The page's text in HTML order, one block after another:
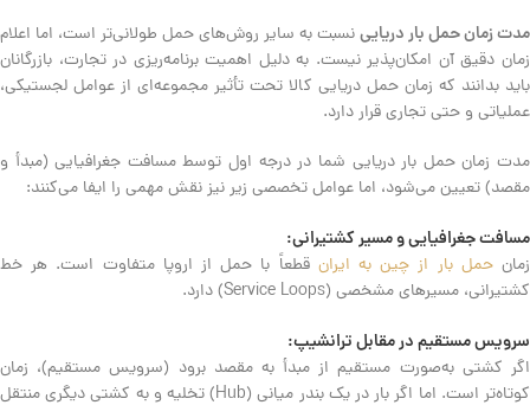
مدت زمان حمل بار دریایینسبت به سایر روش‌های حمل طولانی‌تر است، اما اعلام
زمان دقیق آن امکان‌پذیر نیست. به دلیل اهمیت برنامه‌ریزی در تجارت، بازرگانان
باید بدانند که زمان حمل دریایی کالا تحت تأثیر مجموعه‌ای از عوامل لجستیکی،
عملیاتی و حتی تجاری قرار دارد.
مدت زمان حمل بار دریایی شما در درجه اول توسط مسافت جغرافیایی (مبدأ و
مقصد) تعیین می‌شود، اما عوامل تخصصی زیر نیز نقش مهمی را ایفا می‌کنند:
مسافت جغرافیایی و مسیر کشتیرانی:
زمانحمل بار از چین به ایران قطعاً با حمل از اروپا متفاوت است. هر خط
کشتیرانی، مسیرهای مشخصی (Service Loops) دارد.
سرویس مستقیم در مقابل ترانشیپ:
اگر کشتی به‌صورت مستقیم از مبدأ به مقصد برود (سرویس مستقیم)، زمان
کوتاه‌تر است. اما اگر بار در یک بندر میانی (Hub) تخلیه و به کشتی دیگری منتقل